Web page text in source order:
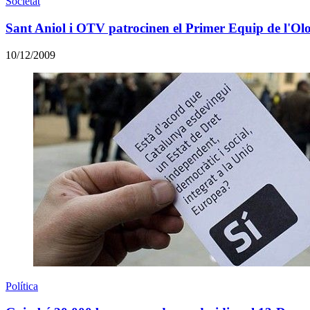
Sant Aniol i OTV patrocinen el Primer Equip de
10/12/2009
Política